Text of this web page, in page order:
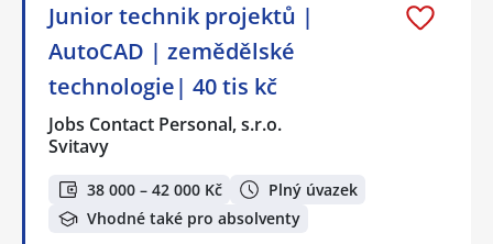
Junior technik projektů |
AutoCAD | zemědělské
technologie| 40 tis kč
Jobs Contact Personal, s.r.o.
Svitavy
38 000 – 42 000 Kč
Plný úvazek
Vhodné také pro absolventy